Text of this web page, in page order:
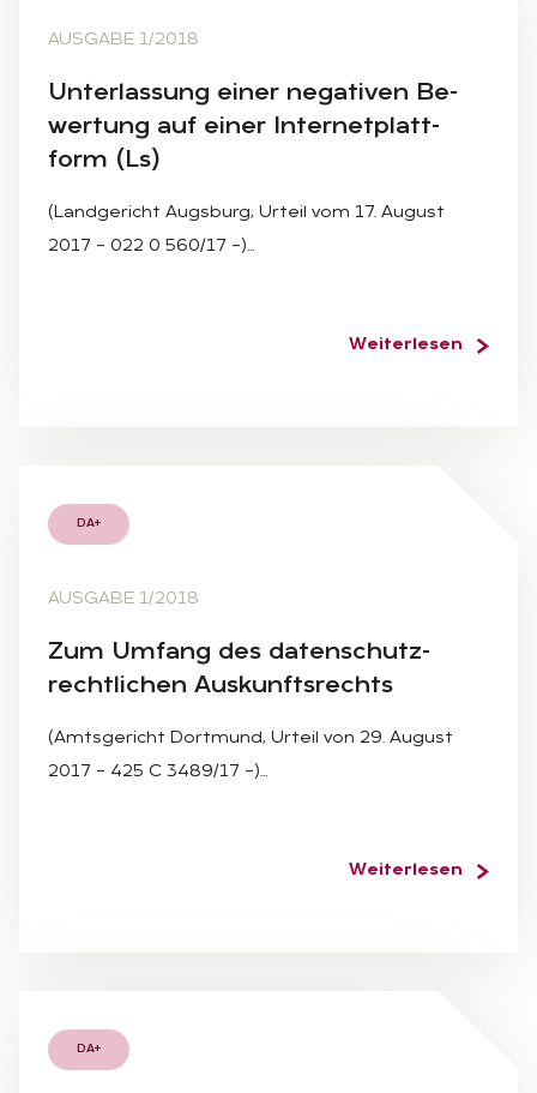
AUSGABE 1/2018
Un­ter­las­sung ei­ner ne­ga­ti­ven Be­
wer­tung auf ei­ner In­ter­net­platt­
form (Ls)
(Landgericht Augsburg, Urteil vom 17. August
2017 – 022 0 560/17 –)…
Weiterlesen
DA+
AUSGABE 1/2018
Zum Um­fang des da­ten­schutz­
recht­li­chen Aus­kunfts­rechts
(Amtsgericht Dortmund, Urteil von 29. August
2017 – 425 C 3489/17 –)…
Weiterlesen
DA+